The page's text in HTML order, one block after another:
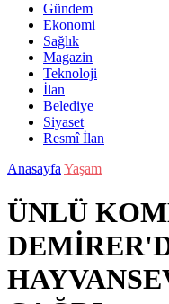
Gündem
Ekonomi
Sağlık
Magazin
Teknoloji
İlan
Belediye
Siyaset
Resmî İlan
Anasayfa Yaşam
ÜNLÜ